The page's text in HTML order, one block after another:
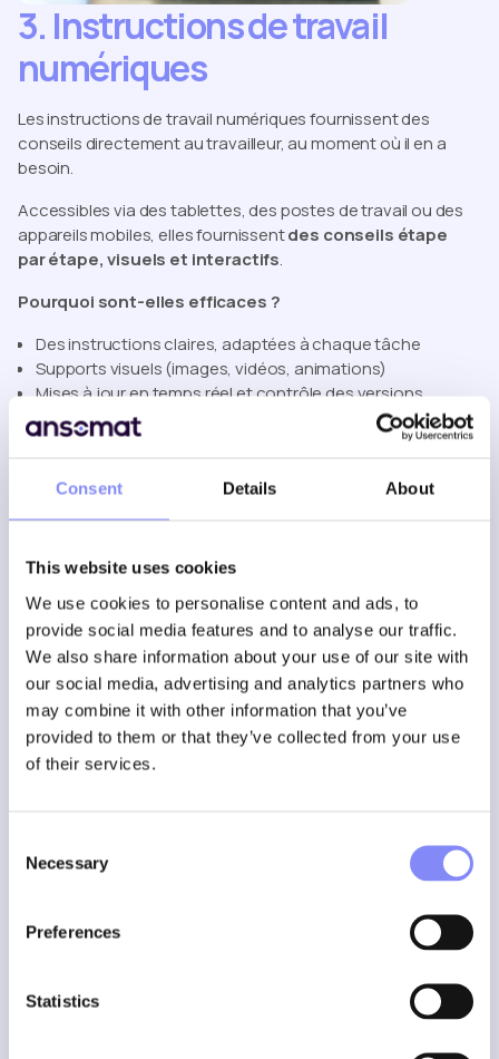
Consent Details About
This website uses cookies
We use cookies to personalise content and ads, to
provide social media features and to analyse our traffic.
We also share information about your use of our site with
our social media, advertising and analytics partners who
may combine it with other information that you’ve
provided to them or that they’ve collected from your use
of their services.
Selection
Necessary
Preferences
Statistics
3. Instructions de travail
numériques
Les instructions de travail numériques fournissent des
conseils directement au travailleur, au moment où il en a
besoin.
Accessibles via des tablettes, des postes de travail ou des
appareils mobiles, elles fournissentdes conseils étape
par étape, visuels et interactifs.
Pourquoi sont-elles efficaces ?
Des instructions claires, adaptées à chaque tâche
Supports visuels (images, vidéos, animations)
Mises à jour en temps réel et contrôle des versions
Vérifications et confirmations interactives
Une exécution cohérente entre les équipes et les quarts
Diminution des erreurs et des retouches
Les nouveaux collaborateurs sont opérationnels plus
rapidement
Le savoir-faire devient évolutif, et non plus fragile
Les consignes de travail numériques transforment « notre
façon de faire » en un système, et non plus en une
dépendance vis-à-vis des individus.
Comparaison côte à côte
Accessibilité Dépend des personnes présentesLimitée,
Moyenne
Effort de mise à jour
Manuel et
Limitée